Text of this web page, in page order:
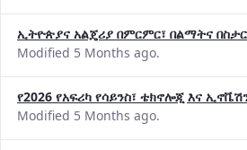
ኢትዮጵያና አልጄሪያ በምርምር፣ በልማትና
Modified 5 Months ago.
የ2026 የአፍሪካ የሳይንስ፣ ቴክኖሎጂ እና
Modified 5 Months ago.